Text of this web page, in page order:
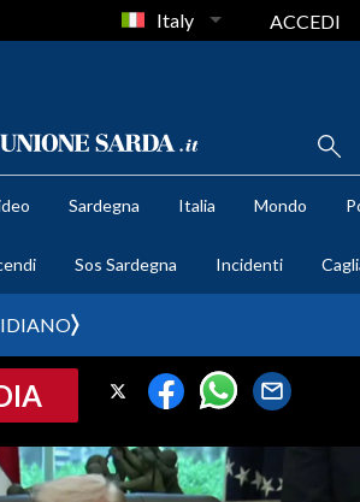
Italy ACCEDI
Sardegna Italia Mondo
Sos Sardegna Incidenti